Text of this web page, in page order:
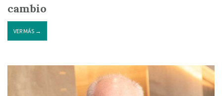
cambio
VER MÁS →